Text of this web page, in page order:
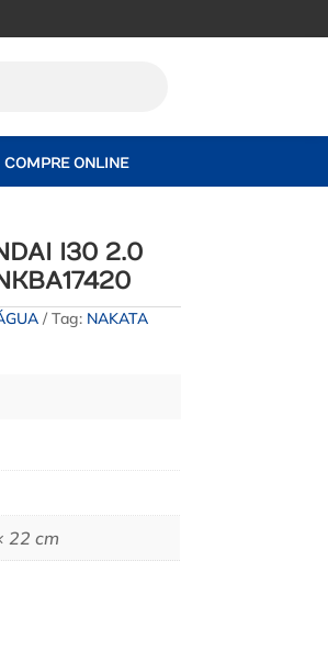
COMPRE ONLINE
I30 2.0
Tag: NAKATA
22 cm